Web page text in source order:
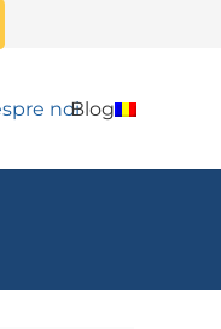
noiBlog